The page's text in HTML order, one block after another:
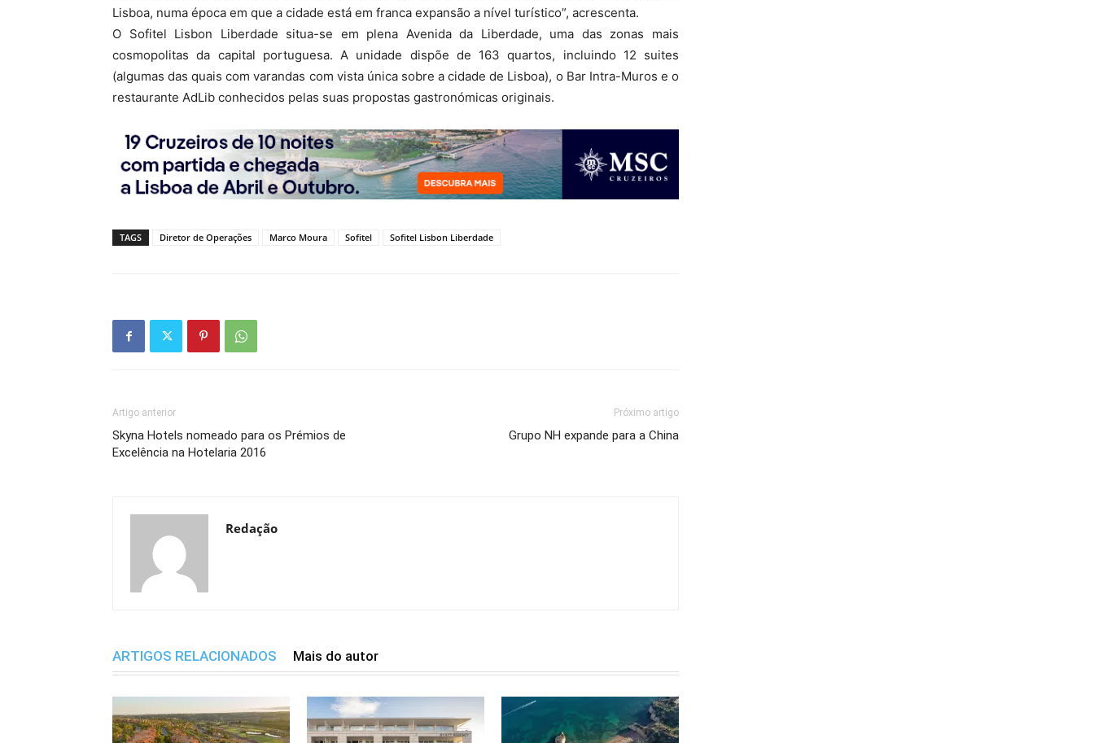
Lisboa, numa época em que a cidade está em franca expansão a nível turístico”, acrescenta.
O Sofitel Lisbon Liberdade situa-se em plena Avenida da Liberdade, uma das zonas mais
cosmopolitas da capital portuguesa. A unidade dispõe de 163 quartos, incluindo 12 suites
(algumas das quais com varandas com vista única sobre a cidade de Lisboa), o Bar Intra-Muros e o
restaurante AdLib conhecidos pelas suas propostas gastronómicas originais.
TAGS Diretor de Operações Marco Moura Sofitel Sofitel Lisbon Liberdade
Artigo anterior
Skyna Hotels nomeado para os Prémios de
Excelência na Hotelaria 2016
Próximo artigo
Grupo NH expande para a China
Redação
ARTIGOS RELACIONADOS Mais do autor